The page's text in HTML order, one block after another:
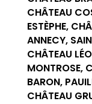
CHÂTEAU
ESTÈPHE,
ANNECY,
CHÂTEAU
MONTROSE,
BARON,
CHÂTEAU